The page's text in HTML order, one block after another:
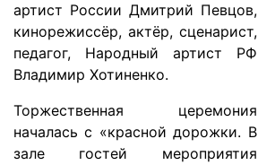
артист России Дмитрий Певцов,
кинорежиссёр, актёр, сценарист,
педагог, Народный артист РФ
Владимир Хотиненко.
Торжественная церемония
началась с «красной дорожки. В
зале гостей мероприятия